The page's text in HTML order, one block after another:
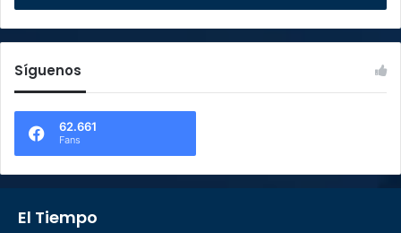
Síguenos
62.661
Fans
El Tiempo